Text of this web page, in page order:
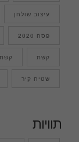
עיצוב שולחן
פסח 2020
קשת
שטיח קיר
תוויות